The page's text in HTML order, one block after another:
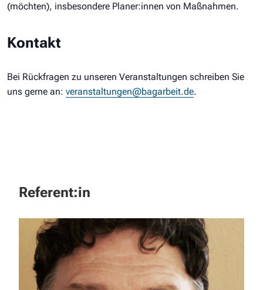
(möchten), insbesondere Planer:innen von Maßnahmen.
Kontakt
Bei Rückfragen zu unseren Veranstaltungen schreiben Sie
uns gerne an: veranstaltungen@bagarbeit.de.
Referent:in